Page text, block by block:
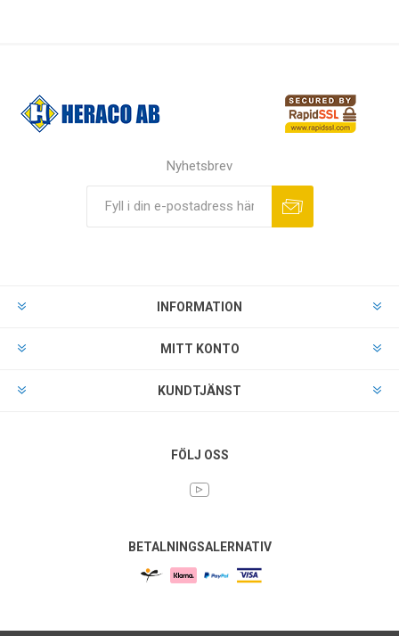
Nyhetsbrev
INFORMATION
MITT KONTO
KUNDTJÄNST
FÖLJ OSS
BETALNINGSALERNATIV